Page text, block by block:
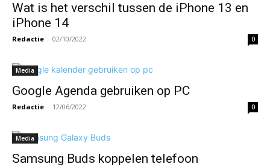
Wat is het verschil tussen de iPhone 13 en
iPhone 14
Redactie - 02/10/2022 0
Media
Google Agenda gebruiken op PC
Redactie - 12/06/2022 0
Media
Samsung Buds koppelen telefoon